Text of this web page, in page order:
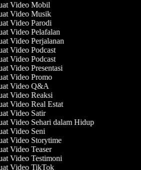
Video Mobil
Video Musik
Video Parodi
Video Pelafalan
Video Perjalanan
Video Podcast
Video Podcast
Video Presentasi
Video Promo
Video Q&A
Video Reaksi
Video Real Estat
Video Satir
Video Sehari dalam Hidup
Video Seni
Video Storytime
Video Teaser
Video Testimoni
Video TikTok